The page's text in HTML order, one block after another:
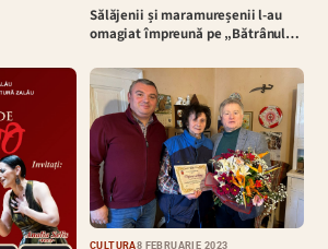
Sălăjenii și maramureșenii l-au
omagiat împreună pe „Bătrânul…
CULTURĂ8 FEBRUARIE 2023